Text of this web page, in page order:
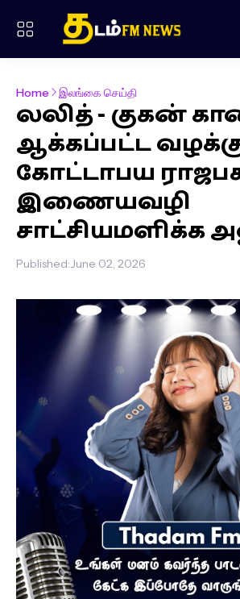
Home இலங்கை செய்தி
லலித் - குகன்
ஆக்கப்பட்ட
கோட்டாபய
இணையவழி
சாட்சியமளிக்க
Published:June 02, 2026